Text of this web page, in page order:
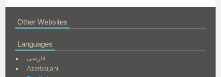
Other Websites
Languages
فارسی
Azerbaijani